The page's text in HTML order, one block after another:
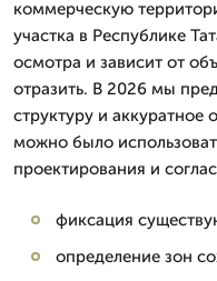
коммерческую
участка в Республике
осмотра и зависит от
отразить. В 2026 мы
структуру и
можно было
проектирования и
фиксация
определение зон